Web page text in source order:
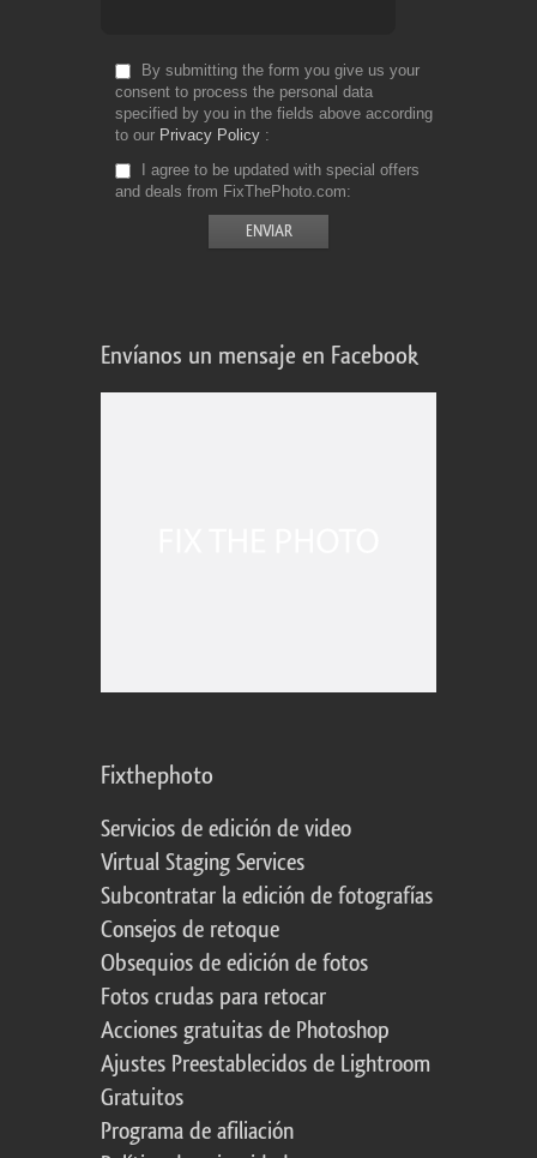
By submitting the form you give us your
consent to process the personal data
specified by you in the fields above according
to our Privacy Policy
I agree to be updated with special offers
and deals from FixThePhoto.com
Envíanos un mensaje en Facebook
Fixthephoto
Servicios de edición de video
Virtual Staging Services
Subcontratar la edición de fotografías
Consejos de retoque
Obsequios de edición de fotos
Fotos crudas para retocar
Acciones gratuitas de Photoshop
Ajustes Preestablecidos de Lightroom
Gratuitos
Programa de afiliación